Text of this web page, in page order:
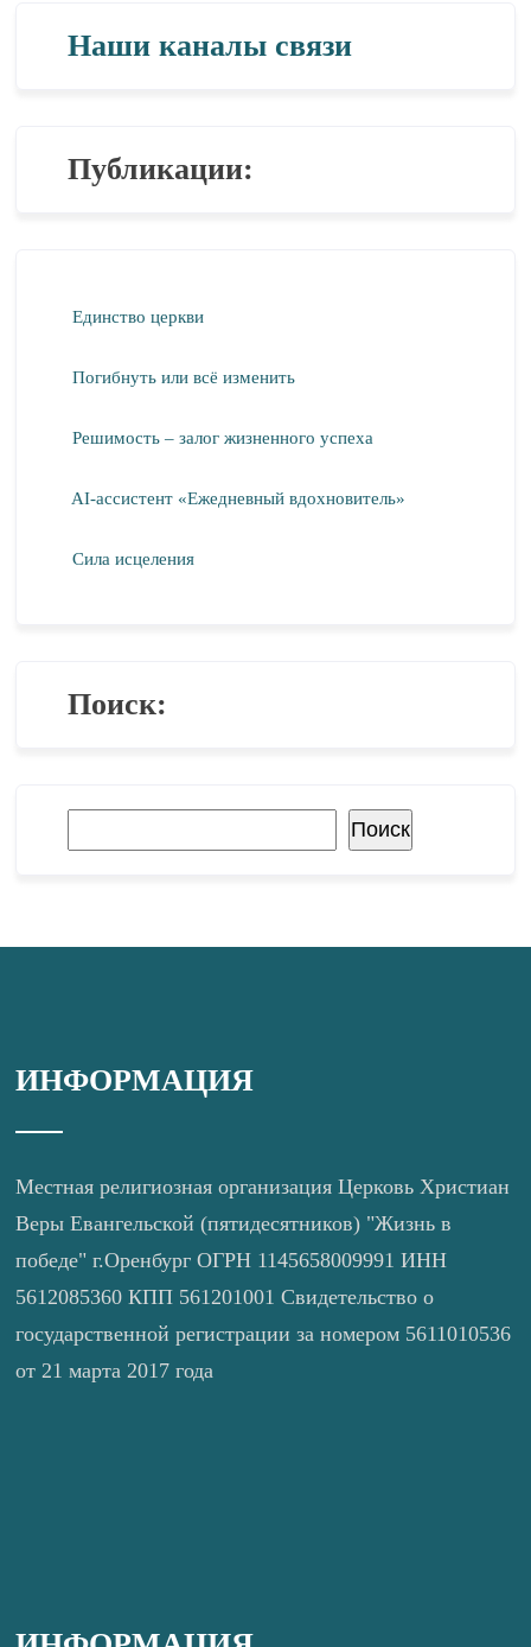
Наши каналы связи
Публикации:
Единство церкви
Погибнуть или всё изменить
Решимость – залог жизненного успеха
AI-ассистент «Ежедневный вдохновитель»
Сила исцеления
Поиск:
Поиск
ИНФОРМАЦИЯ
Местная религиозная организация Церковь Христиан
Веры Евангельской (пятидесятников) "Жизнь в
победе" г.Оренбург ОГРН 1145658009991 ИНН
5612085360 КПП 561201001 Свидетельство о
государственной регистрации за номером 5611010536
от 21 марта 2017 года